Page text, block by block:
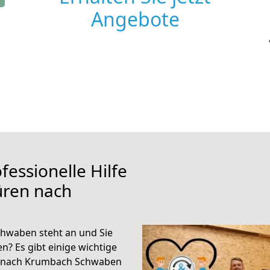
Angebote
Hilfe
nach
steht an und Sie
Es gibt einige wichtige
Krumbach Schwaben